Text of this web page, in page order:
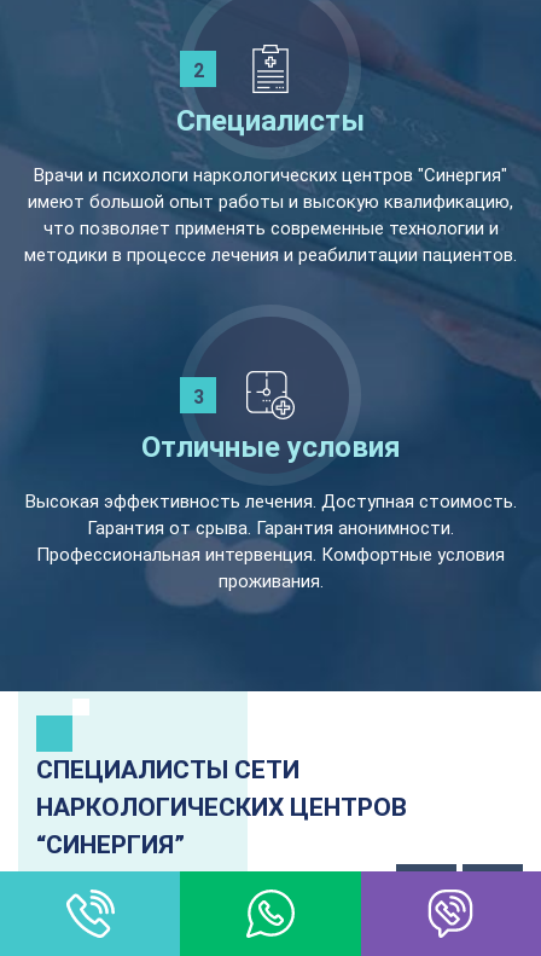
Специалисты
Врачи и психологи наркологических центров "Синергия"
имеют большой опыт работы и высокую квалификацию,
что позволяет применять современные технологии и
методики в процессе лечения и реабилитации пациентов.
Отличные условия
Высокая эффективность лечения. Доступная стоимость.
Гарантия от срыва. Гарантия анонимности.
Профессиональная интервенция. Комфортные условия
проживания.
СПЕЦИАЛИСТЫ СЕТИ
НАРКОЛОГИЧЕСКИХ ЦЕНТРОВ
“СИНЕРГИЯ”